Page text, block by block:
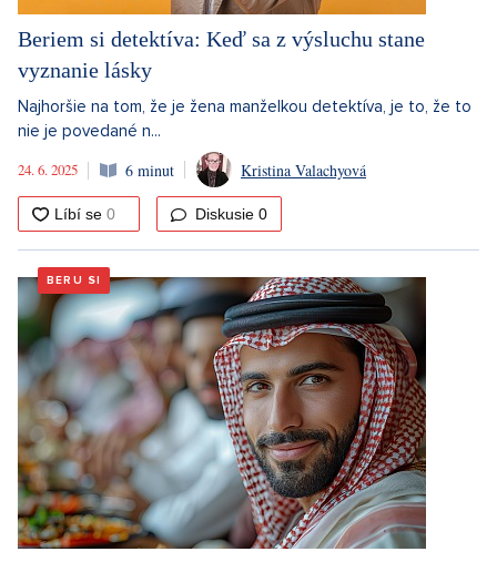
Beriem si detektíva: Keď sa z výsluchu stane
vyznanie lásky
Najhoršie na tom, že je žena manželkou detektíva, je to, že to
nie je povedané n...
24. 6. 2025
6 minut Kristina Valachyová
Diskusie 0
BERU SI